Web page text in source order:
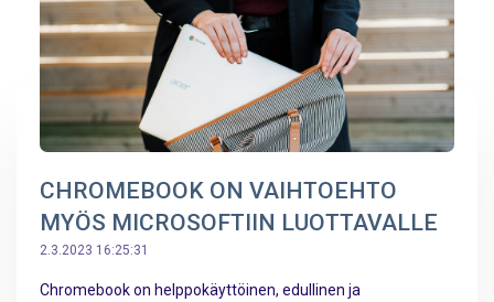
CHROMEBOOK ON VAIHTOEHTO
MYÖS MICROSOFTIIN LUOTTAVALLE
2.3.2023 16:25:31
Chromebook on helppokäyttöinen, edullinen ja